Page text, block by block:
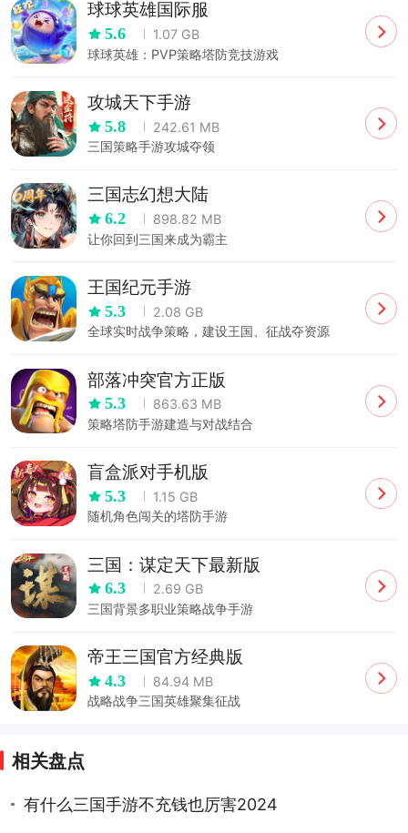
球球英雄国际服
5.6
1.07 GB
球球英雄：PVP策略塔防竞技游戏
攻城天下手游
5.8
242.61 MB
三国策略手游攻城夺领
三国志幻想大陆
6.2
898.82 MB
让你回到三国来成为霸主
王国纪元手游
5.3
2.08 GB
全球实时战争策略，建设王国、征战夺资源
部落冲突官方正版
5.3
863.63 MB
策略塔防手游建造与对战结合
盲盒派对手机版
5.3
1.15 GB
随机角色闯关的塔防手游
三国：谋定天下最新版
6.3
2.69 GB
三国背景多职业策略战争手游
帝王三国官方经典版
4.3
84.94 MB
战略战争三国英雄聚集征战
相关盘点
有什么三国手游不充钱也厉害2024